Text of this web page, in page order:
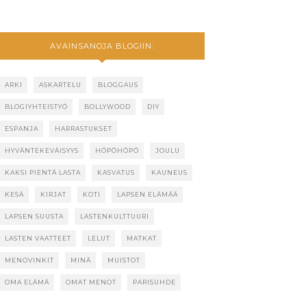
AVAINSANOJA BLOGIIN:
ARKI ASKARTELU BLOGGAUS
BLOGIYHTEISTYÖ BOLLYWOOD DIY
ESPANJA HARRASTUKSET
HYVÄNTEKEVÄISYYS HÖPÖHÖPÖ JOULU
KAKSI PIENTÄ LASTA KASVATUS KAUNEUS
KESÄ KIRJAT KOTI LAPSEN ELÄMÄÄ
LAPSEN SUUSTA LASTENKULTTUURI
LASTEN VAATTEET LELUT MATKAT
MENOVINKIT MINÄ MUISTOT
OMA ELÄMÄ OMAT MENOT PARISUHDE